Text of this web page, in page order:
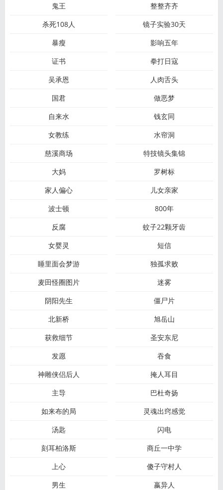
鬼王
整整齐齐
杀死108人
镜子实验30天
暴瘦
影响五年
证书
拳打日寇
吴承恩
人肉舌头
国君
做恶梦
自来水
钱玄同
女教练
水帘洞
慈溪商场
特技镜头集锦
大妈
罗树标
家人偏心
儿女亲家
波士顿
800年
反腐
蚊子22颗牙齿
女婴灵
短信
睡里面会梦游
独孤求败
麦田怪圈图片
迷雾
阴阳先生
僵尸片
北新桥
旭岳山
获救细节
圣安东尼
发愿
吞食
神雕侠侣后人
掩人耳目
主导
巴杜奇扬
如来布的局
灵魂出窍感觉
汤匙
闪电
刻耳柏洛斯
商丘一中学
上心
傻子守村人
男生
嬴异人